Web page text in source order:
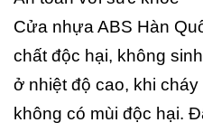
Cửa nhựa ABS Hàn
chất độc hại, không
ở nhiệt độ cao, khi
không có mùi độc hại.